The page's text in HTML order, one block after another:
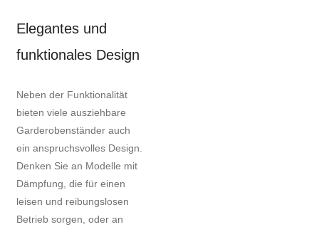
Elegantes und
funktionales Design
Neben der Funktionalität
bieten viele ausziehbare
Garderobenständer auch
ein anspruchsvolles Design.
Denken Sie an Modelle mit
Dämpfung, die für einen
leisen und reibungslosen
Betrieb sorgen, oder an